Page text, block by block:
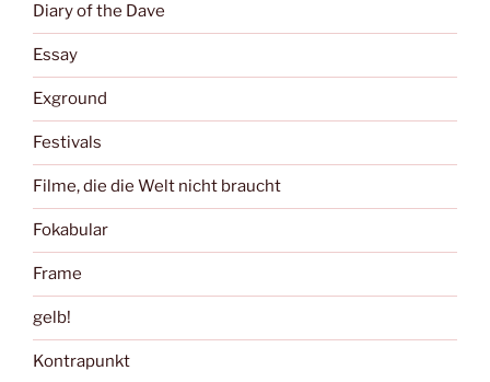
Diary of the Dave
Essay
Exground
Festivals
Filme, die die Welt nicht braucht
Fokabular
Frame
gelb!
Kontrapunkt